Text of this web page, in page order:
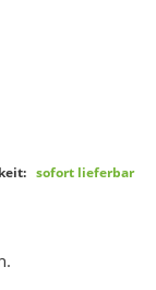
sofort lieferbar
.